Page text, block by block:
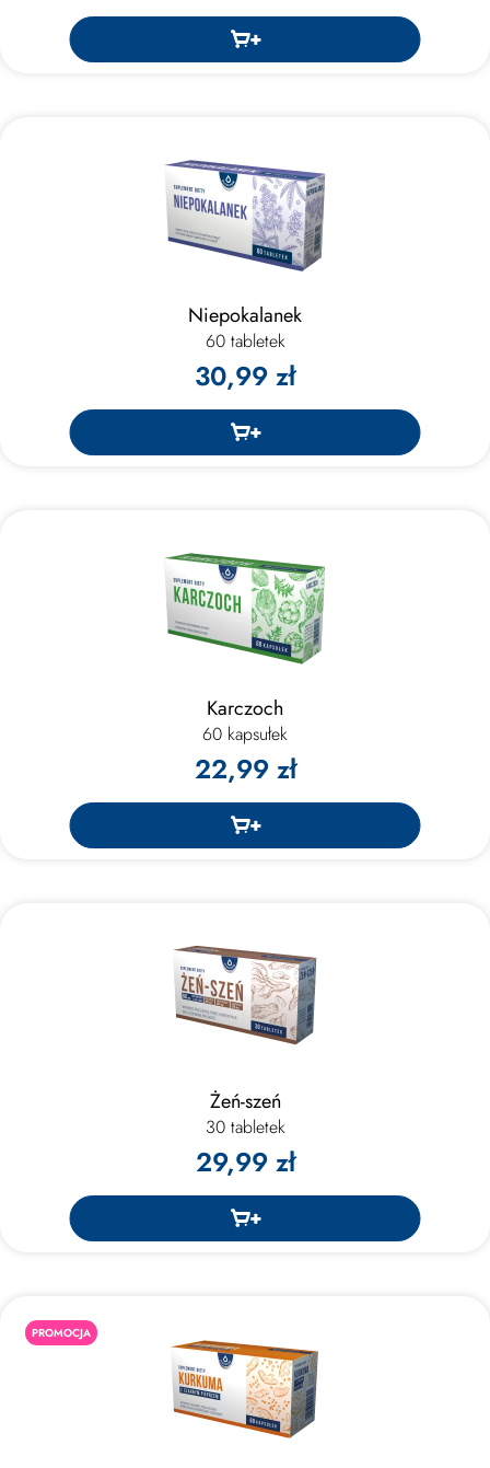
Niepokalanek
60 tabletek
30,99 zł
Karczoch
60 kapsułek
22,99 zł
Żeń-szeń
30 tabletek
29,99 zł
PROMOCJA